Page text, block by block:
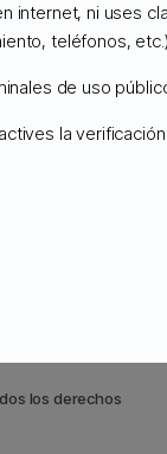
partir de
los derechos
internet, ni uses
teléfonos,
de uso
la